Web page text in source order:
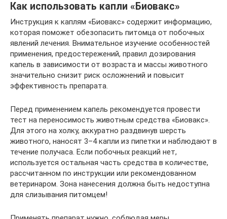
Как использовать капли «Биовакс»
Инструкция к каплям «Биовакс» содержит информацию,
которая поможет обезопасить питомца от побочных
явлений лечения. Внимательное изучение особенностей
применения, предостережений, правил дозирования
капель в зависимости от возраста и массы животного
значительно снизит риск осложнений и повысит
эффективность препарата.
Перед применением капель рекомендуется провести
тест на переносимость животным средства «Биовакс».
Для этого на холку, аккуратно раздвинув шерсть
животного, наносят 3–4 капли из пипетки и наблюдают в
течение получаса. Если побочных реакций нет,
используется остальная часть средства в количестве,
рассчитанном по инструкции или рекомендованном
ветеринаром. Зона нанесения должна быть недоступна
для слизывания питомцем!